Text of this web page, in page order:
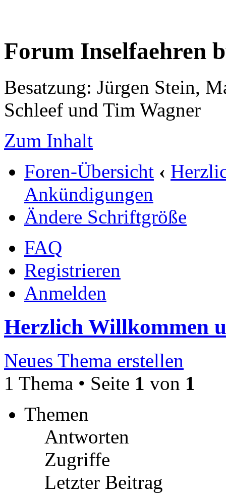
Forum Inselfaehren
Besatzung: Jürgen Stein,
Schleef und Tim Wagner
Zum Inhalt
Foren-Übersicht ‹
Ankündigungen
Ändere Schriftgröße
FAQ
Registrieren
Anmelden
Herzlich Willkommen
Neues Thema erstellen
1 Thema • Seite 1 von 1
Themen
Antworten
Zugriffe
Letzter Beitrag